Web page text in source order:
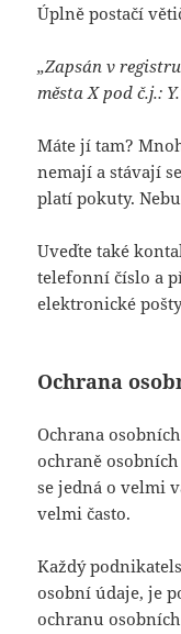
Úplně postačí
„Zapsán v
města X pod č.j.:
Máte jí tam?
nemají a stávají
platí pokuty.
Uveďte také
telefonní číslo a
elektronické
Ochrana
Ochrana
ochraně
se jedná o velmi
velmi často.
Každý
osobní údaje, je
ochranu